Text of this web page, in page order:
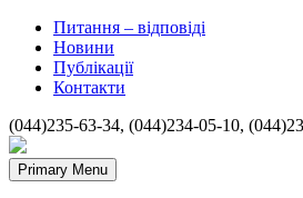
Питання – відповіді
Новини
Публікації
Контакти
(044)235-63-34, (044)234-05-10,
Primary Menu